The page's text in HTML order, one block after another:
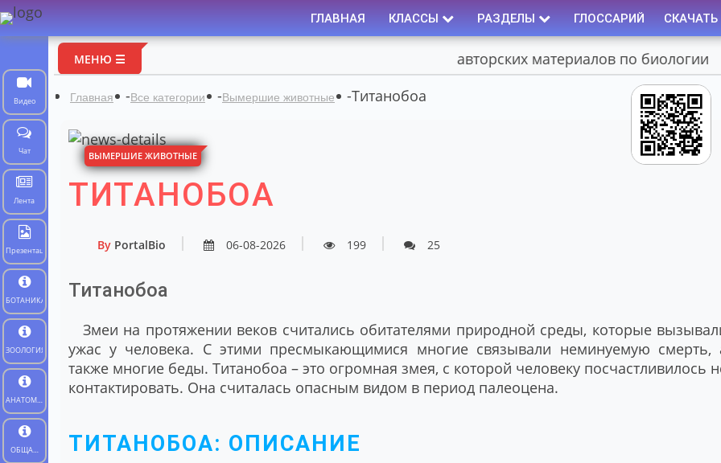
ГЛАВНАЯ КЛАССЫ РАЗДЕЛЫ ГЛОССАРИЙ СКАЧАТЬ
Видео
Чат
Лента
Презентации
БОТАНИКА
ЗООЛОГИЯ
АНАТОМИЯ
ЧЕЛОВЕКА
ОБЩАЯ
МЕНЮ ☰ Портал авторских материалов по биологии
Главная -Все категории -Вымершие животные -Титанобоа
ВЫМЕРШИЕ ЖИВОТНЫЕ
ТИТАНОБОА
ByPortalBio 06-08-2026 199 25
Титанобоа
Змеи на протяжении веков считались обитателями природной среды, которые
ужас у человека. С этими пресмыкающимися многие связывали неминуемую смерть,
также многие беды. Титанобоа – это огромная змея, с которой человеку посчастливилось
контактировать. Она считалась опасным видом в период палеоцена.
ТИТАНОБОА: ОПИСАНИЕ